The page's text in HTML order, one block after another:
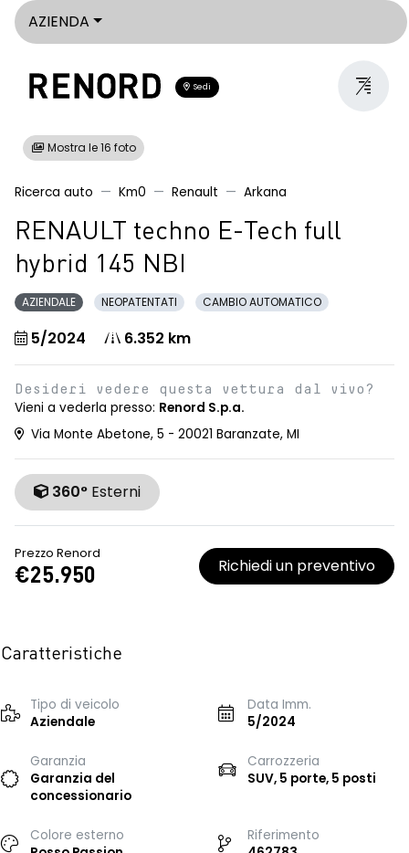
AZIENDA
Sedi
Mostra le 16 foto
Ricerca auto Km0 Renault Arkana
RENAULT techno E-Tech full
hybrid 145 NBI
AZIENDALE NEOPATENTATI CAMBIO AUTOMATICO
5/2024 6.352 km
Desideri vedere questa vettura dal vivo?
Vieni a vederla presso: Renord S.p.a.
Via Monte Abetone, 5 - 20021 Baranzate, MI
360° Esterni
Prezzo Renord
€25.950 Richiedi un preventivo
Caratteristiche
Tipo di veicolo
Aziendale
Data Imm.
5/2024
Garanzia
Garanzia del
concessionario
Carrozzeria
SUV, 5 porte, 5 posti
Colore esterno
Riferimento